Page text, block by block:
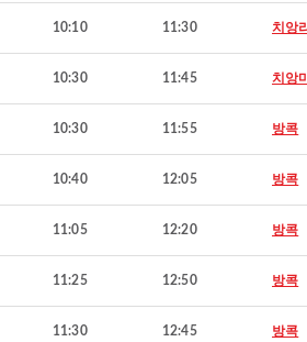
10:10 11:30 치앙
10:30 11:45 치앙
10:30 11:55 방콕
10:40 12:05 방콕
11:05 12:20 방콕
11:25 12:50 방콕
11:30 12:45 방콕